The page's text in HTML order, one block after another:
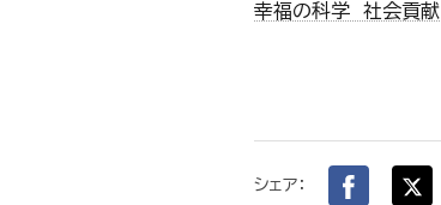
幸福の科学 社会貢献
シェア：